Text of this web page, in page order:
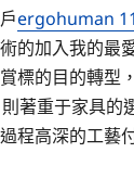
ergohuman
的加入我的
標的目的轉
著重于家具
高深的工藝